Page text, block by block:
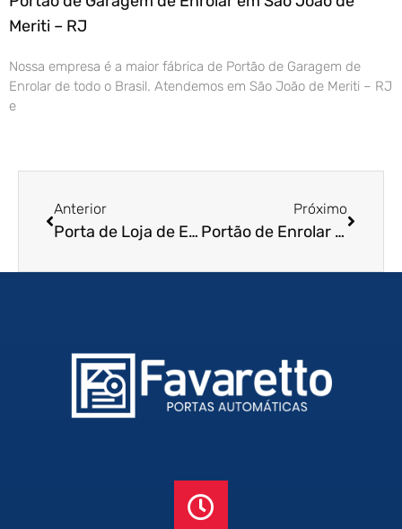
Meriti – RJ
Nossa empresa é a maior fábrica de Portão de Garagem de
Enrolar de todo o Brasil. Atendemos em São João de Meriti – RJ
e
Anterior
Porta de Loja de Enrolar em Itapetininga – SP
Próximo
Portão de Enrolar Residencial em Mauá – SP